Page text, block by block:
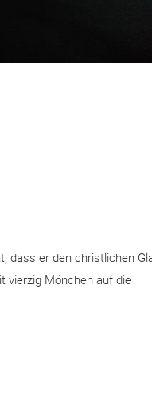
dass er den christlichen
vierzig Mönchen auf die